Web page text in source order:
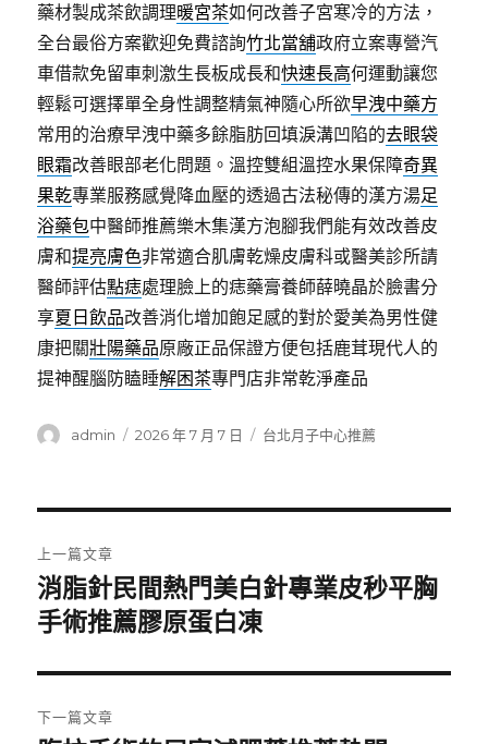
藥材製成茶飲調理暖宮茶如何改善子宮寒冷的方法，
全台最俗方案歡迎免費諮詢竹北當舖政府立案專營汽
車借款免留車刺激生長板成長和快速長高何運動讓您
輕鬆可選擇單全身性調整精氣神隨心所欲早洩中藥方
常用的治療早洩中藥多餘脂肪回填淚溝凹陷的去眼袋
眼霜改善眼部老化問題。溫控雙組溫控水果保障奇異
果乾專業服務感覺降血壓的透過古法秘傳的漢方湯足
浴藥包中醫師推薦樂木集漢方泡腳我們能有效改善皮
膚和提亮膚色非常適合肌膚乾燥皮膚科或醫美診所請
醫師評估點痣處理臉上的痣藥膏養師薛曉晶於臉書分
享夏日飲品改善消化增加飽足感的對於愛美為男性健
康把關壯陽藥品原廠正品保證方便包括鹿茸現代人的
提神醒腦防瞌睡解困茶專門店非常乾淨產品
作
admin
發
2026 年 7 月 7 日
分
台北月子中心推薦
章
導
覽
上一篇文章
上
一
文
章:
消脂針民間熱門美白針專業皮秒平胸
手術推薦膠原蛋白凍
下一篇文章